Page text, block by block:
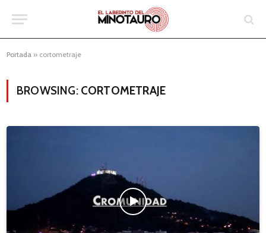
Portada » cortometraje
BROWSING: CORTOMETRAJE